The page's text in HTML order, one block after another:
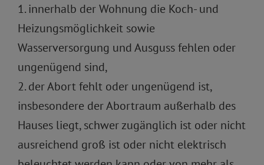
1. innerhalb der Wohnung die Koch- und
Heizungsmöglichkeit sowie
Wasserversorgung und Ausguss fehlen oder
ungenügend sind,
2. der Abort fehlt oder ungenügend ist,
insbesondere der Abortraum außerhalb des
Hauses liegt, schwer zugänglich ist oder nicht
ausreichend groß ist oder nicht elektrisch